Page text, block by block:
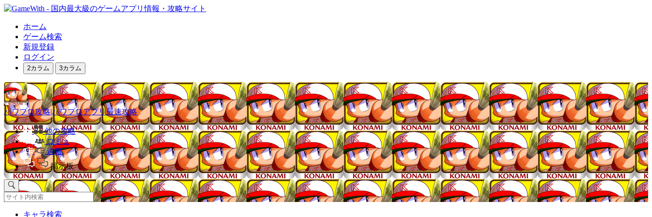
ホーム
ゲーム検索
新規登録
ログイン
2カラム 3カラム
パワプロ攻略|パワプロアプリ最速攻略
他の攻略
コミュ
速報
掲示板
キャラ検索